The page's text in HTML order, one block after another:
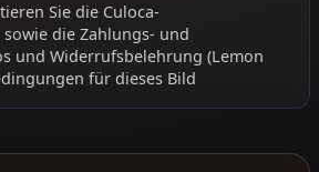
Sie die Culoca-
sowie die Zahlungs- und
und Widerrufsbelehrung (Lemon
für dieses Bild